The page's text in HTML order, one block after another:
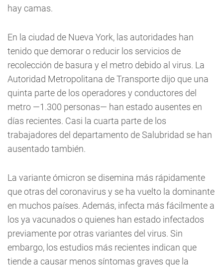
hay camas.
En la ciudad de Nueva York, las autoridades han
tenido que demorar o reducir los servicios de
recolección de basura y el metro debido al virus. La
Autoridad Metropolitana de Transporte dijo que una
quinta parte de los operadores y conductores del
metro —1.300 personas— han estado ausentes en
días recientes. Casi la cuarta parte de los
trabajadores del departamento de Salubridad se han
ausentado también.
La variante ómicron se disemina más rápidamente
que otras del coronavirus y se ha vuelto la dominante
en muchos países. Además, infecta más fácilmente a
los ya vacunados o quienes han estado infectados
previamente por otras variantes del virus. Sin
embargo, los estudios más recientes indican que
tiende a causar menos síntomas graves que la